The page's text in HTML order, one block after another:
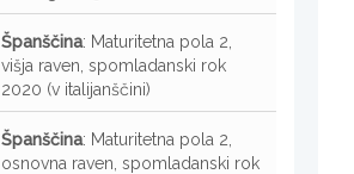
Španščina: Maturitetna pola 2,
višja raven, spomladanski rok
2020 (v italijanščini)
Španščina: Maturitetna pola 2,
osnovna raven, spomladanski rok